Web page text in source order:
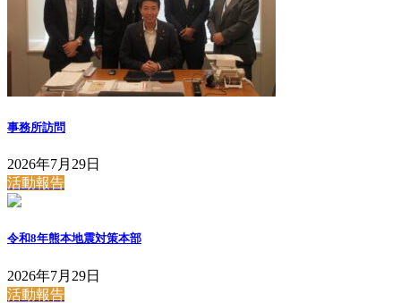
事務所訪問
2026年7月29日
活動報告
令和8年熊本地震対策本部
2026年7月29日
活動報告